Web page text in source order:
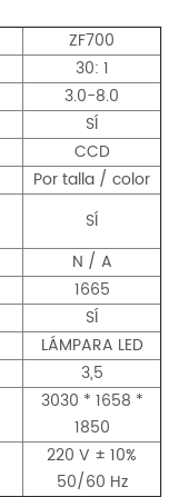
ZF700
30: 1
3.0-8.0
SÍ
CCD
Por talla / color
SÍ
N / A
1665
SÍ
LÁMPARA LED
3,5
3030 * 1658 *
1850
220 V ± 10%
50/60 Hz